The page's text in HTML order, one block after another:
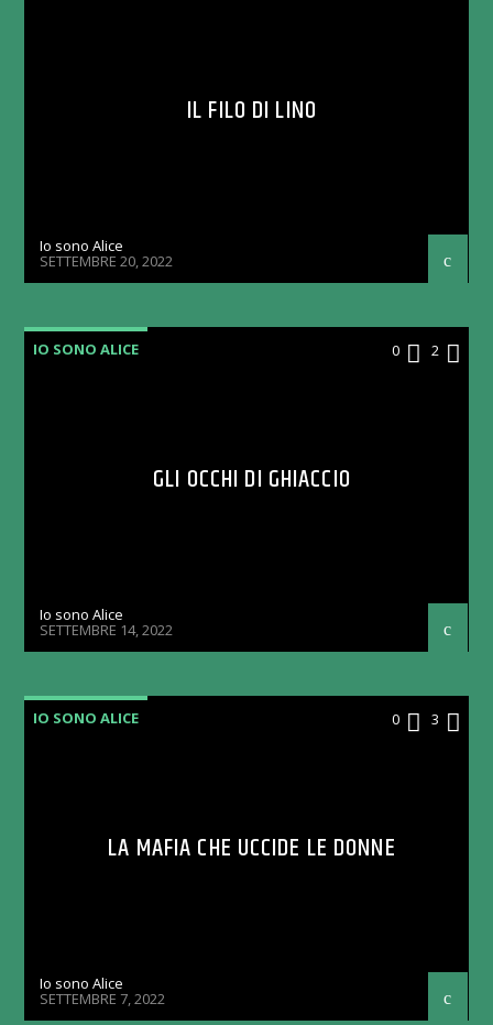
IL FILO DI LINO
Io sono Alice
SETTEMBRE 20, 2022
IO SONO ALICE 0 2
GLI OCCHI DI GHIACCIO
Io sono Alice
SETTEMBRE 14, 2022
IO SONO ALICE 0 3
LA MAFIA CHE UCCIDE LE DONNE
Io sono Alice
SETTEMBRE 7, 2022